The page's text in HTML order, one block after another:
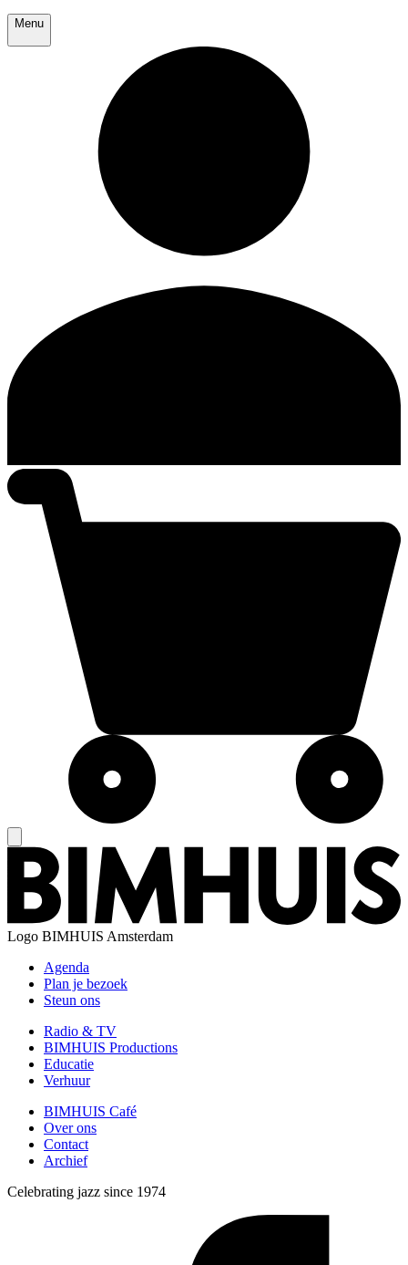
Menu
Logo BIMHUIS Amsterdam
Agenda
Plan je bezoek
Steun ons
Radio & TV
BIMHUIS Productions
Educatie
Verhuur
BIMHUIS Café
Over ons
Contact
Archief
Celebrating jazz since 1974